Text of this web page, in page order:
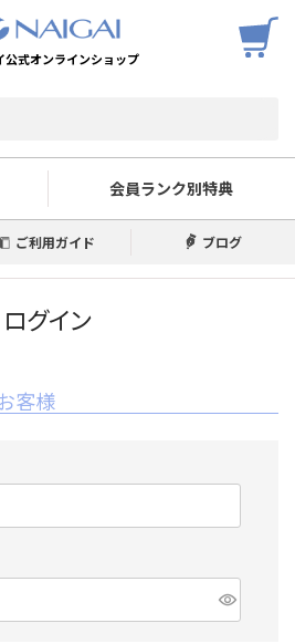
公式オンラインショップ
会員ランク別特典
ご利用ガイド ブログ
ログイン
客様